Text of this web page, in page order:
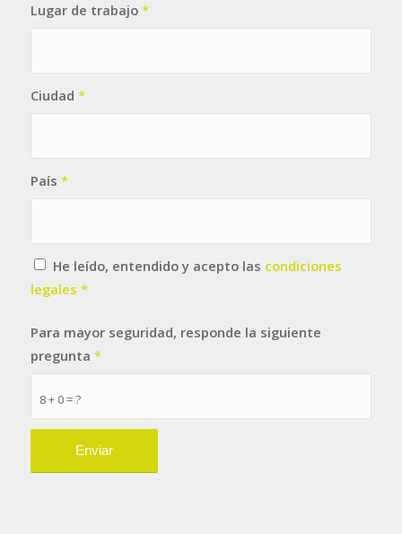
Lugar de trabajo *
Ciudad *
País *
He leído, entendido y acepto las condiciones
legales *
8 + 0 = ?
Para mayor seguridad, responde la siguiente
pregunta *